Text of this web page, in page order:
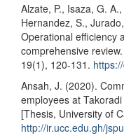
Alzate, P., Isaza, G.
Hernandez, S.,
Operational efficiency
comprehensive
19(1), 120-131.
Ansah, J. (2020).
employees at
[Thesis, University of
http://ir.ucc.edu.gh/